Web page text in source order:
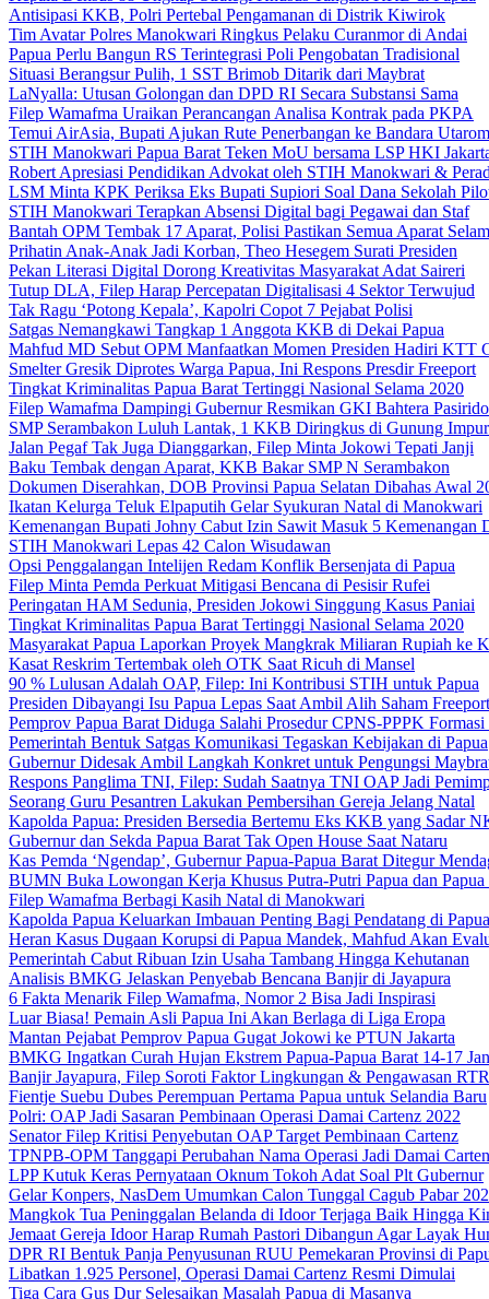
Antisipasi KKB, Polri Pertebal Pengamanan di Distrik Kiwirok
Tim Avatar Polres Manokwari Ringkus Pelaku Curanmor di Andai
Papua Perlu Bangun RS Terintegrasi Poli Pengobatan Tradisional
Situasi Berangsur Pulih, 1 SST Brimob Ditarik dari Maybrat
LaNyalla: Utusan Golongan dan DPD RI Secara Substansi Sama
Filep Wamafma Uraikan Perancangan Analisa Kontrak pada PKPA
Temui AirAsia, Bupati Ajukan Rute Penerbangan ke Bandara Utarom
STIH Manokwari Papua Barat Teken MoU bersama LSP HKI
Robert Apresiasi Pendidikan Advokat oleh STIH Manokwari &
LSM Minta KPK Periksa Eks Bupati Supiori Soal Dana Sekolah
STIH Manokwari Terapkan Absensi Digital bagi Pegawai dan Staf
Bantah OPM Tembak 17 Aparat, Polisi Pastikan Semua Aparat
Prihatin Anak-Anak Jadi Korban, Theo Hesegem Surati Presiden
Pekan Literasi Digital Dorong Kreativitas Masyarakat Adat Saireri
Tutup DLA, Filep Harap Percepatan Digitalisasi 4 Sektor Terwujud
Tak Ragu ‘Potong Kepala’, Kapolri Copot 7 Pejabat Polisi
Satgas Nemangkawi Tangkap 1 Anggota KKB di Dekai Papua
Mahfud MD Sebut OPM Manfaatkan Momen Presiden Hadiri KTT
Smelter Gresik Diprotes Warga Papua, Ini Respons Presdir Freeport
Tingkat Kriminalitas Papua Barat Tertinggi Nasional Selama 2020
Filep Wamafma Dampingi Gubernur Resmikan GKI Bahtera Pasirido
SMP Serambakon Luluh Lantak, 1 KKB Diringkus di Gunung
Jalan Pegaf Tak Juga Dianggarkan, Filep Minta Jokowi Tepati Janji
Baku Tembak dengan Aparat, KKB Bakar SMP N Serambakon
Dokumen Diserahkan, DOB Provinsi Papua Selatan Dibahas Awal
Ikatan Kelurga Teluk Elpaputih Gelar Syukuran Natal di Manokwari
Kemenangan Bupati Johny Cabut Izin Sawit Masuk 5 Kemenangan
STIH Manokwari Lepas 42 Calon Wisudawan
Opsi Penggalangan Intelijen Redam Konflik Bersenjata di Papua
Filep Minta Pemda Perkuat Mitigasi Bencana di Pesisir Rufei
Peringatan HAM Sedunia, Presiden Jokowi Singgung Kasus Paniai
Tingkat Kriminalitas Papua Barat Tertinggi Nasional Selama 2020
Masyarakat Papua Laporkan Proyek Mangkrak Miliaran Rupiah ke
Kasat Reskrim Tertembak oleh OTK Saat Ricuh di Mansel
90 % Lulusan Adalah OAP, Filep: Ini Kontribusi STIH untuk Papua
Presiden Dibayangi Isu Papua Lepas Saat Ambil Alih Saham Freeport
Pemprov Papua Barat Diduga Salahi Prosedur CPNS-PPPK Formasi
Pemerintah Bentuk Satgas Komunikasi Tegaskan Kebijakan di Papua
Gubernur Didesak Ambil Langkah Konkret untuk Pengungsi
Respons Panglima TNI, Filep: Sudah Saatnya TNI OAP Jadi
Seorang Guru Pesantren Lakukan Pembersihan Gereja Jelang Natal
Kapolda Papua: Presiden Bersedia Bertemu Eks KKB yang Sadar
Gubernur dan Sekda Papua Barat Tak Open House Saat Nataru
Kas Pemda ‘Ngendap’, Gubernur Papua-Papua Barat Ditegur
BUMN Buka Lowongan Kerja Khusus Putra-Putri Papua dan Papua
Filep Wamafma Berbagi Kasih Natal di Manokwari
Kapolda Papua Keluarkan Imbauan Penting Bagi Pendatang di Papua
Heran Kasus Dugaan Korupsi di Papua Mandek, Mahfud Akan
Pemerintah Cabut Ribuan Izin Usaha Tambang Hingga Kehutanan
Analisis BMKG Jelaskan Penyebab Bencana Banjir di Jayapura
6 Fakta Menarik Filep Wamafma, Nomor 2 Bisa Jadi Inspirasi
Luar Biasa! Pemain Asli Papua Ini Akan Berlaga di Liga Eropa
Mantan Pejabat Pemprov Papua Gugat Jokowi ke PTUN Jakarta
BMKG Ingatkan Curah Hujan Ekstrem Papua-Papua Barat 14-17
Banjir Jayapura, Filep Soroti Faktor Lingkungan & Pengawasan
Fientje Suebu Dubes Perempuan Pertama Papua untuk Selandia Baru
Polri: OAP Jadi Sasaran Pembinaan Operasi Damai Cartenz 2022
Senator Filep Kritisi Penyebutan OAP Target Pembinaan Cartenz
TPNPB-OPM Tanggapi Perubahan Nama Operasi Jadi Damai
LPP Kutuk Keras Pernyataan Oknum Tokoh Adat Soal Plt Gubernur
Gelar Konpers, NasDem Umumkan Calon Tunggal Cagub Pabar
Mangkok Tua Peninggalan Belanda di Idoor Terjaga Baik Hingga
Jemaat Gereja Idoor Harap Rumah Pastori Dibangun Agar Layak
DPR RI Bentuk Panja Penyusunan RUU Pemekaran Provinsi di
Libatkan 1.925 Personel, Operasi Damai Cartenz Resmi Dimulai
Tiga Cara Gus Dur Selesaikan Masalah Papua di Masanya